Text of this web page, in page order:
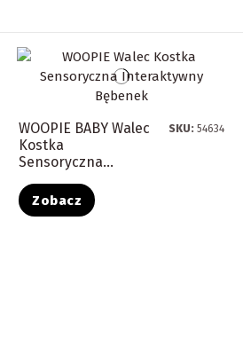
WOOPIE BABY Walec
Kostka
Sensoryczna...
SKU:54634
Zobacz